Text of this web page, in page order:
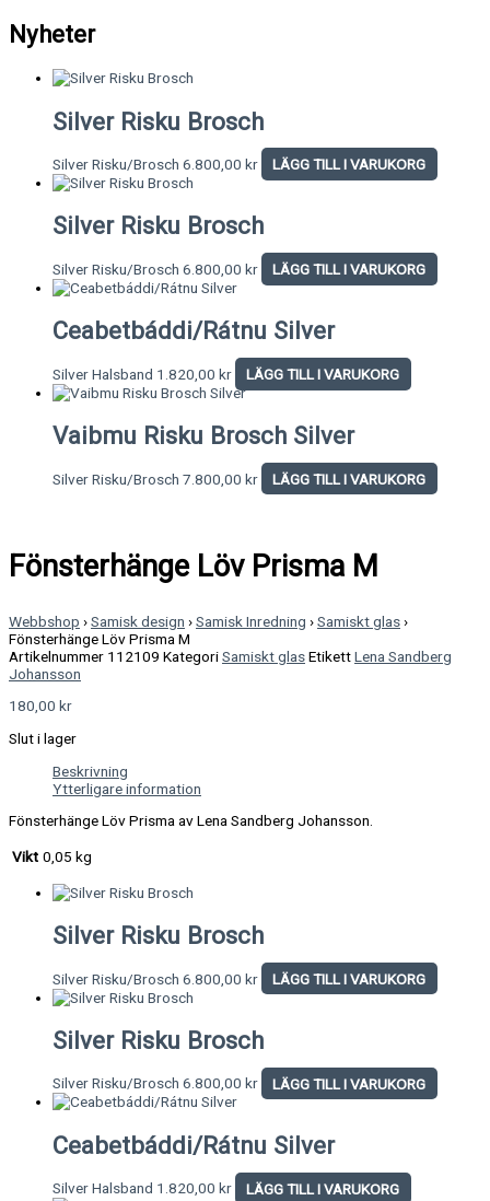
Nyheter
Silver Risku Brosch
Silver Risku/Brosch 6.800,00 kr LÄGG TILL I VARUKORG
Silver Risku Brosch
Silver Risku/Brosch 6.800,00 kr LÄGG TILL I VARUKORG
Ceabetbáddi/Rátnu Silver
Silver Halsband 1.820,00 kr LÄGG TILL I VARUKORG
Vaibmu Risku Brosch Silver
Silver Risku/Brosch 7.800,00 kr LÄGG TILL I VARUKORG
Fönsterhänge Löv Prisma M
Webbshop ›Samisk design ›Samisk Inredning ›Samiskt glas›
Fönsterhänge Löv Prisma M
Artikelnummer 112109 KategoriSamiskt glasEtikettLena Sandberg
Johansson
180,00 kr
Slut i lager
Beskrivning
Ytterligare information
Fönsterhänge Löv Prisma av Lena Sandberg Johansson.
Vikt 0,05 kg
Silver Risku Brosch
Silver Risku/Brosch 6.800,00 kr LÄGG TILL I VARUKORG
Silver Risku Brosch
Silver Risku/Brosch 6.800,00 kr LÄGG TILL I VARUKORG
Ceabetbáddi/Rátnu Silver
Silver Halsband 1.820,00 kr LÄGG TILL I VARUKORG